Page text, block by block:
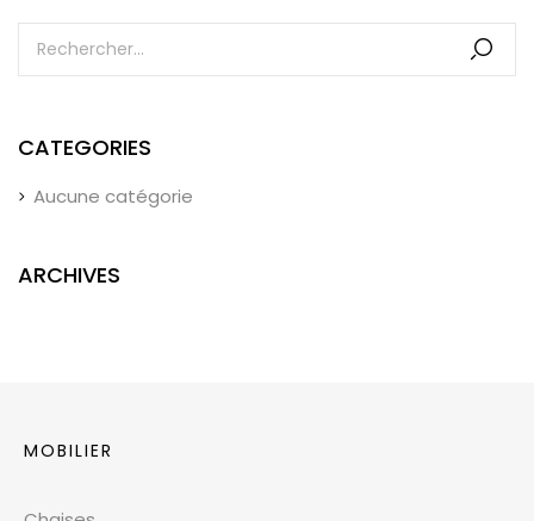
CATEGORIES
Aucune catégorie
ARCHIVES
MOBILIER